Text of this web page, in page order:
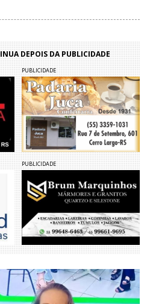
DEPOIS DA PUBLICIDADE
PUBLICIDADE
PUBLICIDADE